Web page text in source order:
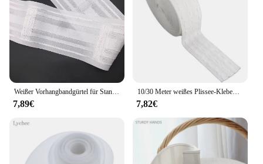
7,89€
10/30 Meter weißes Plissee-Klebeband zur Verwendung für Vorhangösen, oberes Klebeband, Bleistiftfalten, Hakenband, Vorhangzubehör, Klebeband CP101D2
7,82€